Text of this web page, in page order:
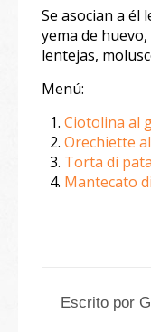
Se asocian a él
yema de
lentejas,
Menú:
Ciotolina al
Orechiette
Torta di
Mantecato
Escrito por